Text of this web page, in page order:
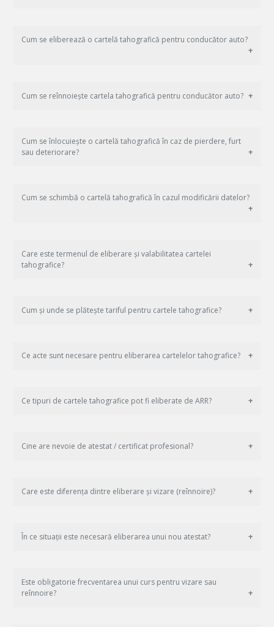
Cum se eliberează o cartelă tahografică pentru conducător auto?
Cum se reînnoiește cartela tahografică pentru conducător auto?
Cum se înlocuiește o cartelă tahografică în caz de pierdere, furt
sau deteriorare?
Cum se schimbă o cartelă tahografică în cazul modificării datelor?
Care este termenul de eliberare și valabilitatea cartelei
tahografice?
Cum și unde se plătește tariful pentru cartele tahografice?
Ce acte sunt necesare pentru eliberarea cartelelor tahografice?
Ce tipuri de cartele tahografice pot fi eliberate de ARR?
Cine are nevoie de atestat / certificat profesional?
Care este diferența dintre eliberare și vizare (reînnoire)?
În ce situații este necesară eliberarea unui nou atestat?
Este obligatorie frecventarea unui curs pentru vizare sau
reînnoire?